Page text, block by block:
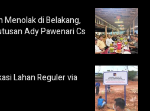
Menolak di Belakang,
Ady Pawenari Cs
Lahan Reguler via